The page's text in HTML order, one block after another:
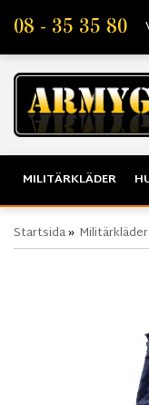
08 - 35 35 80
MILITÄRKLÄDER
Startsida» Militärkläder